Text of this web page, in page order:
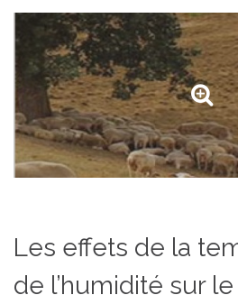
Les effets de la
de l’humidité sur